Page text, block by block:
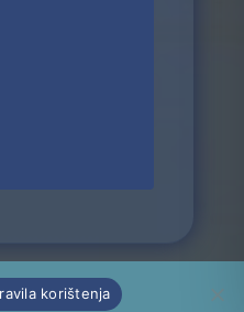
korištenja